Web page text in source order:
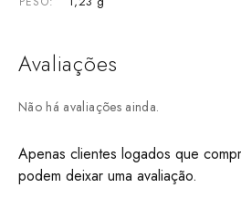
Avaliações
Não há avaliações ainda.
Apenas clientes logados que
podem deixar uma avaliação.